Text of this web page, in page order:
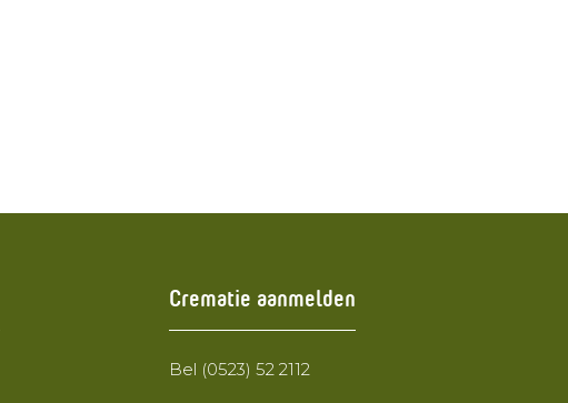
Crematie aanmelden
Bel (0523) 52 2112